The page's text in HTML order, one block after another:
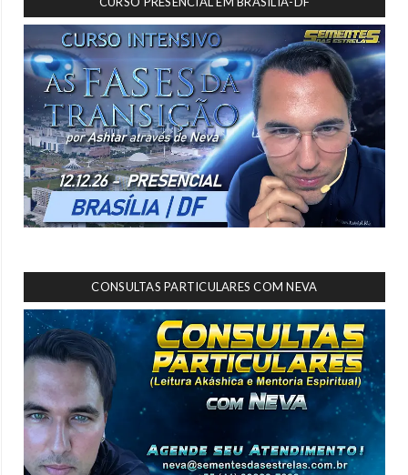
CONSULTAS PARTICULARES COM NEVA